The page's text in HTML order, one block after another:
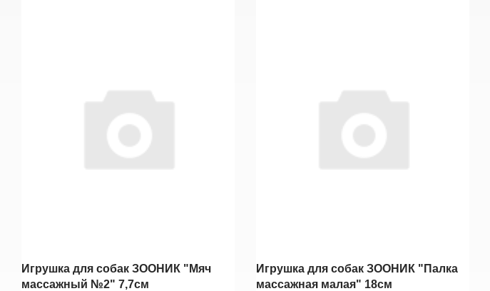
Игрушка для собак ЗООНИК "Мяч
массажный №2" 7,7см
Игрушка для собак ЗООНИК "Палка
массажная малая" 18см